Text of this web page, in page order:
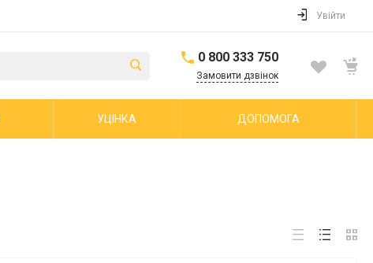
Увійти
0 800 333 750
Замовити дзвінок
УЦІНКА ДОПОМОГА